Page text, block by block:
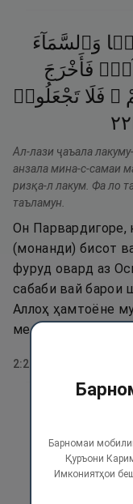
وَٱلسَّمَآءَ
فَأَخْرَجَ
فَلَا تَجْعَلُوا۟
٢٢
Ал-лази ҷаъала
анзала мина-с-самаи
ризқа-л лакум. Фа ло
таъламун.
Он Парвардигоре,
(монанди) бисот
фуруд овард аз
сабаби вай барои
Аллоҳ ҳамтоёне
медонед.
2:22
وَٱدْعُوا۟
صَـٰدِقِينَ
Барномаи
Қуръони
Имкониятҳои